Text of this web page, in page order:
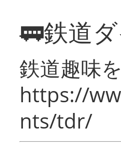
🚃鉄道
鉄道趣味
https://
nts/tdr/